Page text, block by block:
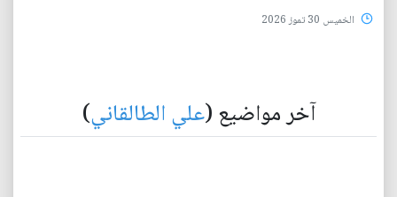
الخميس 30 تموز 2026
آخر مواضيع (علي الطالقاني)